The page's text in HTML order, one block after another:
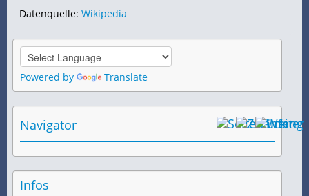
Datenquelle: Wikipedia
Powered by Translate
Navigator
Infos